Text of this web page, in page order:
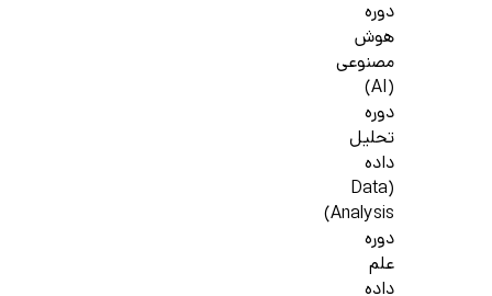
دوره
هوش
مصنوعی
(AI)
دوره
تحلیل
داده
(Data
Analysis)
دوره
علم